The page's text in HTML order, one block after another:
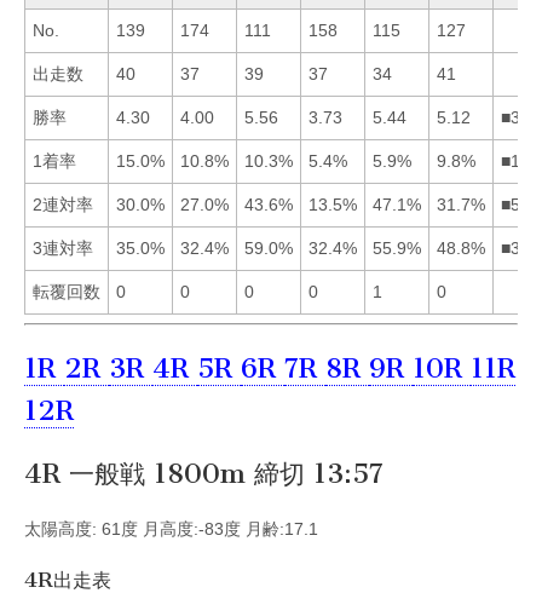
No. 139 174 111 158 115 127
出走数 40 37 39 37 34 41
勝率 4.30 4.00 5.56 3.73 5.44 5.12
1着率 15.0% 10.8% 10.3% 5.4% 5.9% 9.8%
2連対率 30.0% 27.0% 43.6% 13.5% 47.1% 31.7%
3連対率 35.0% 32.4% 59.0% 32.4% 55.9% 48.8%
転覆回数 0 0 0 0 1 0
1R 2R 3R 4R 5R 6R 7R 8R 9R 10R 11R
12R
4R 一般戦 1800m 締切 13:57
太陽高度: 61度 月高度:-83度 月齢:17.1
4R出走表